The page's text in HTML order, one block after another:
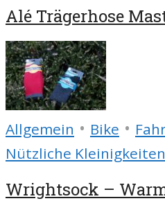
Alé Trägerhose
Allgemein • Bike •
Nützliche Kleinigkeiten
Wrightsock –